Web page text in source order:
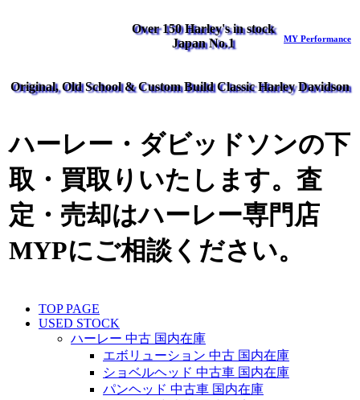
Over 150 Harley's in stock
Japan No.1
MY Performance
Original, Old School & Custom Build Classic Harley Davidson
ハーレー・ダビッドソンの下
取・買取りいたします。査
定・売却はハーレー専門店
MYPにご相談ください。
TOP PAGE
USED STOCK
ハーレー 中古 国内在庫
エボリューション 中古 国内在庫
ショベルヘッド 中古車 国内在庫
パンヘッド 中古車 国内在庫